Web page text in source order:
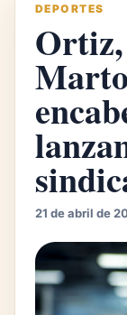
DEPORTES
21 de abril de